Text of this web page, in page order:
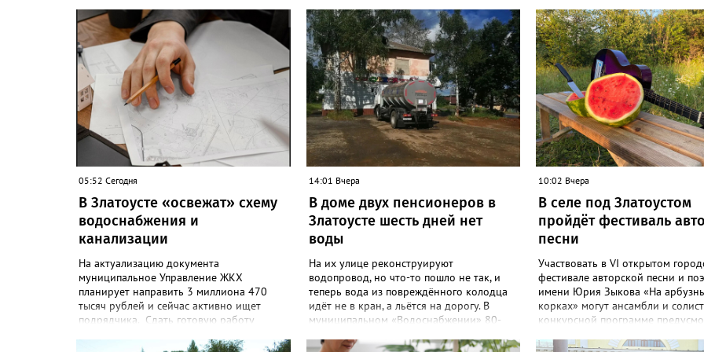
05:52 Сегодня
В Златоусте «освежат» схему
водоснабжения и
канализации
На актуализацию документа
муниципальное Управление ЖКХ
планирует направить 3 миллиона 470
тысяч рублей и сейчас активно ищет
подрядчика. Сдать готовую работу
до 10 декабря этого года. В техническом
14:01 Вчера
В доме двух пенсионеров в
Златоусте шесть дней нет
воды
На их улице реконструируют
водопровод, но что-то пошло не так, и
теперь вода из повреждённого колодца
идёт не в кран, а льётся на дорогу. В
муниципальном «Водоснабжении» 80-
послали к водовозке. О проблеме в
10:02 Вчера
В селе под Златоустом
пройдёт фестиваль
песни
Участвовать в VI открытом
фестивале авторской песни и
имени Юрия Зыкова «На
корках» могут ансамбли и
конкурсной программе
«Фестиваль является